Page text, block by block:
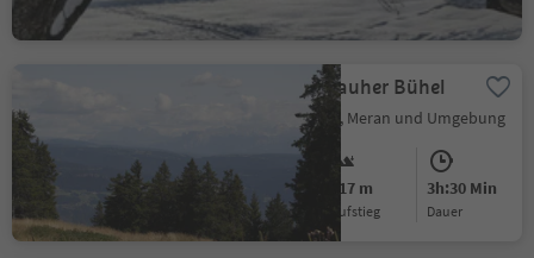
Dauer
Vigiljoch - Rauher Bühel
Vigiljoch, Lana, Meran und Umgebung
Mittel
Schwierigkeitsgrad
217 m
Aufstieg
3h:30 Min
Dauer